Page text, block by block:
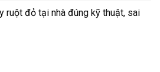
ruột đỏ tại nhà đúng kỹ thuật, sai